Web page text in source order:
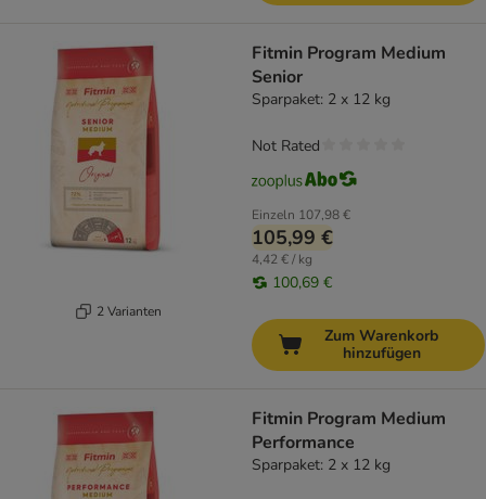
2 Varianten
Fitmin Program Medium
Senior
Sparpaket: 2 x 12 kg
Einzeln 107,98 €
105,99 €
4,42 € / kg
100,69 €
Not Rated
Zum Warenkorb
hinzufügen
Fitmin Program Medium
Performance
Sparpaket: 2 x 12 kg